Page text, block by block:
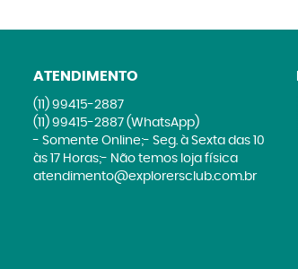
ATENDIMENTO
(11) 99415-2887
(11) 99415-2887 (WhatsApp)
- Somente Online;- Seg. à Sexta das 10
às 17 Horas;- Não temos loja física
atendimento@explorersclub.com.br